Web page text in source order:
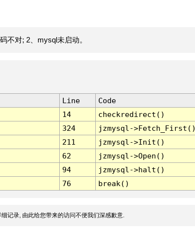
不对; 2、mysql未启动。
Line
Code
14
checkredirect()
324
jzmysql-
211
jzmysql->Init()
62
jzmysql->Open()
94
jzmysql->halt()
76 break()
记录, 由此给您带来的访问不便我们深感歉意.